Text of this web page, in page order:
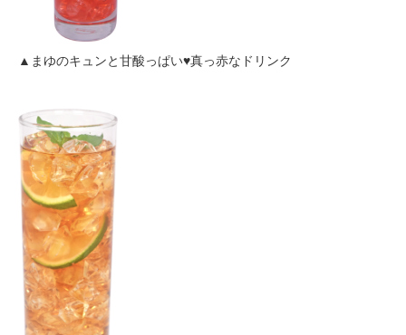
▲まゆのキュンと甘酸っぱい♥真っ赤なドリンク